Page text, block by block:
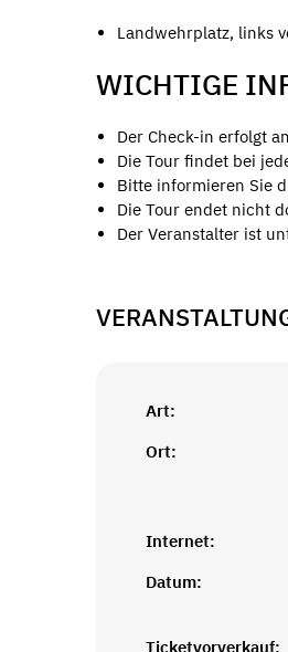
Landwehrplatz, links
WICHTIGE
Der Check-in erfolgt
Die Tour findet bei
Bitte informieren Sie
Die Tour endet nicht
Der Veranstalter ist
Art:
Ort:
Internet:
Datum:
Ticketvorverkauf: